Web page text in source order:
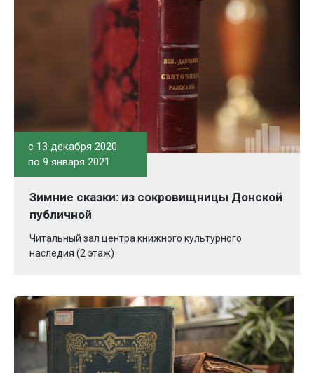
c 13 декабря 2020
по 9 января 2021
Зимние сказки: из сокровищницы Донской
публичной
Читальный зал центра книжного культурного
наследия (2 этаж)